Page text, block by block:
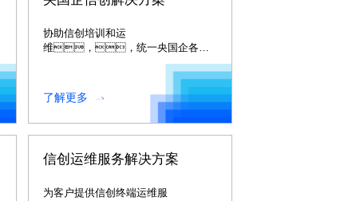
协助信创培训和运
维，，统一央国企各成
员单位信创评价标准、、
法、、、、
实施步
帮助央国企信创工作真正落
了解更多
信创运维服务解决方案
为客户提供信创终端运维服